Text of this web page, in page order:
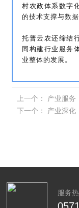
村农政体系数字
的技术支撑与数据
托普云农还缔结
同构建行业服务
业整体的发展。
上一个：
产业服务
下一个：
产业深化
服务